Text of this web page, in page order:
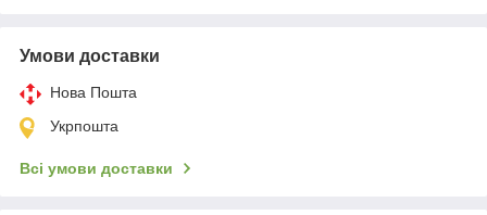
Умови доставки
Нова Пошта
Укрпошта
Всі умови доставки